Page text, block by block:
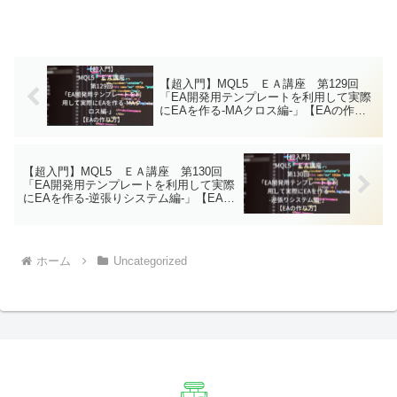
【超入門】MQL5 ＥＡ講座 第129回
「EA開発用テンプレートを利用して実際
にEAを作る-MAクロス編-」【EAの作り
【超入門】MQL5 ＥＡ講座 第130回
「EA開発用テンプレートを利用して実際
にEAを作る-逆張りシステム編-」【EAの
ホーム Uncategorized